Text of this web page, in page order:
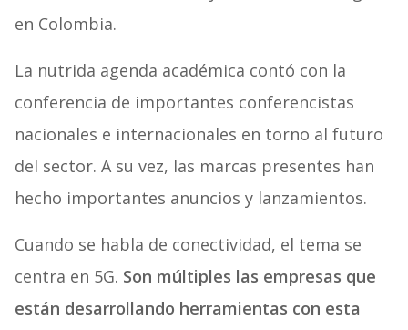
en Colombia.
La nutrida agenda académica contó con la
conferencia de importantes conferencistas
nacionales e internacionales en torno al futuro
del sector. A su vez, las marcas presentes han
hecho importantes anuncios y lanzamientos.
Cuando se habla de conectividad, el tema se
centra en 5G. Son múltiples las empresas que
están desarrollando herramientas con esta